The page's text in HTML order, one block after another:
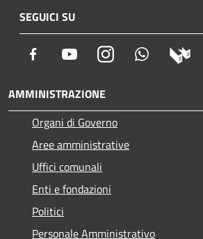
SEGUICI SU
Facebook YoutubeInstagram Whatsapp
AMMINISTRAZIONE
Organi di Governo
Aree amministrative
Uffici comunali
Enti e fondazioni
Politici
Personale Amministrativo